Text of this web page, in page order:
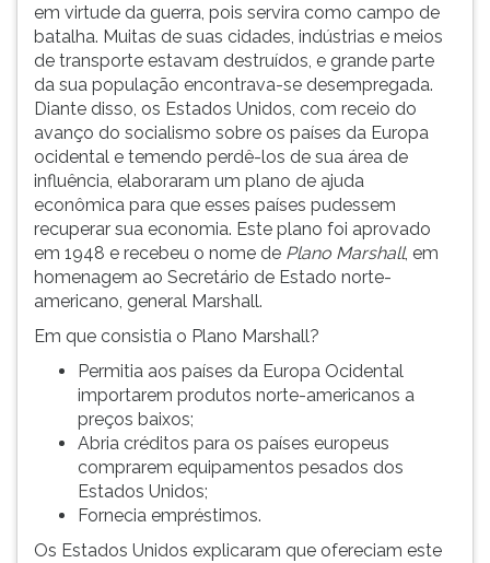
em virtude da guerra, pois servira como campo de
batalha. Muitas de suas cidades, indústrias e meios
de transporte estavam destruídos, e grande parte
da sua população encontrava-se desempregada.
Diante disso, os Estados Unidos, com receio do
avanço do socialismo sobre os países da Europa
ocidental e temendo perdê-los de sua área de
influência, elaboraram um plano de ajuda
econômica para que esses países pudessem
recuperar sua economia. Este plano foi aprovado
em 1948 e recebeu o nome de Plano Marshall, em
homenagem ao Secretário de Estado norte-
americano, general Marshall.
Em que consistia o Plano Marshall?
Permitia aos países da Europa Ocidental
importarem produtos norte-americanos a
preços baixos;
Abria créditos para os países europeus
comprarem equipamentos pesados dos
Estados Unidos;
Fornecia empréstimos.
Os Estados Unidos explicaram que ofereciam este